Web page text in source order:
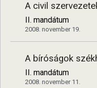
A civil
II. mandátum
2008. november 19.
A bíróságok
II. mandátum
2008. november 11.